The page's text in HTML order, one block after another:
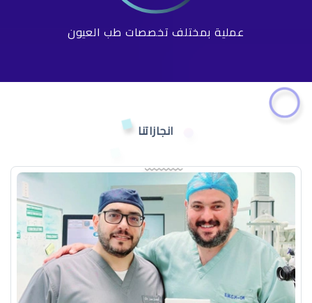
عملية بمختلف تخصصات طب العيون
انجازاتنا